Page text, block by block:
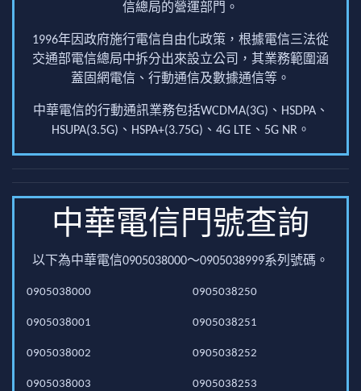
信總局的營運部門。
1996年因政府施行電信自由化政策，根據電信三法從
交通部電信總局中拆分出來設立公司，其業務範圍涵
蓋固網電信、行動通信及數據通信等。
中華電信的行動通訊業務包括WCDMA(3G)、HSDPA、
HSUPA(3.5G)、HSPA+(3.75G)、4G LTE、5G NR。
中華電信門號查詢
以下為中華電信0905038000～0905038999系列號碼。
0905038000
0905038001
0905038002
0905038003
0905038250
0905038251
0905038252
0905038253